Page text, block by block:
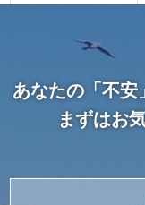
あなたの「不安
まずはお